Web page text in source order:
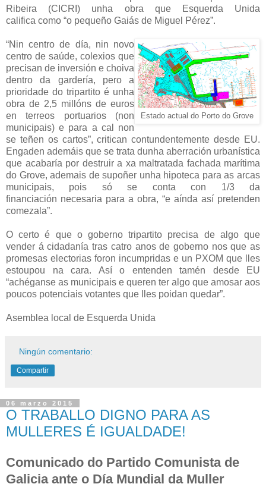
Ribeira (CICRI) unha obra que Esquerda Unida
califica como “o pequeño Gaiás de Miguel Pérez”.
Estado actual do Porto do Grove
“Nin centro de día, nin novo
centro de saúde, colexios que
precisan de inversión e choiva
dentro da gardería, pero a
prioridade do tripartito é unha
obra de 2,5 millóns de euros
en terreos portuarios (non
municipais) e para a cal non
se teñen os cartos”, criticancontundentemente desde EU.
Engaden ademáis que se trata dunha aberración urbanística
que acabaría por destruir a xa maltratada fachada marítima
do Grove, ademais de supoñer unha hipoteca paraas arcas
municipais, pois só se conta con 1/3 da
financiación necesaria para a obra, “e aínda así pretenden
comezala”.
O certo é que o goberno tripartito precisa de algo que
vender ácidadanía tras catro anos de goberno nos que as
promesas electorias foron incumpridas e un PXOM que lles
estoupou na cara. Así o entenden tamén desde EU
“achéganse as municipais e queren ter algo que amosar aos
poucos potenciais votantes que lles poidan quedar”.
Asemblea local de Esquerda Unida
Ningún comentario:
Compartir
06 marzo 2015
O TRABALLO DIGNO PARA AS
MULLERES É IGUALDADE!
Comunicado do Partido Comunista de
Galicia ante o Día Mundial da Muller